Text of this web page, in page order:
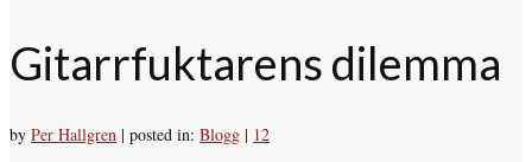
Gitarrfuktarens dilemma
by Per Hallgren | posted in: Blogg | 12